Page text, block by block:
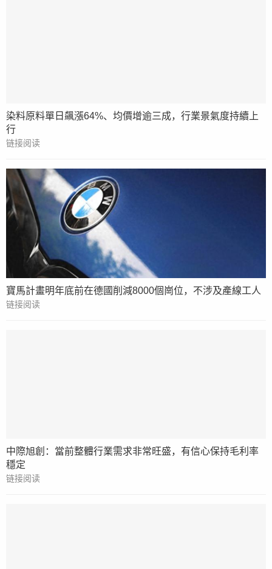
染料原料單日飆漲64%、均價增逾三成，行業景氣度持續上
行
链接阅读
寶馬計畫明年底前在德國削減8000個崗位，不涉及產線工人
链接阅读
中際旭創：當前整體行業需求非常旺盛，有信心保持毛利率
穩定
链接阅读